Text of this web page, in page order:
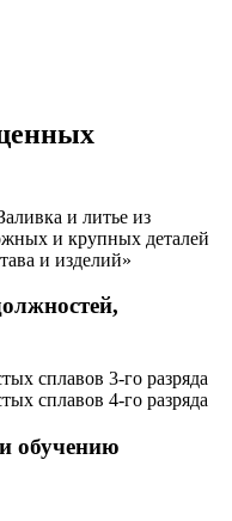
и литье из
и крупных деталей
и изделий»
сплавов 3-го разряда
сплавов 4-го разряда
обучению